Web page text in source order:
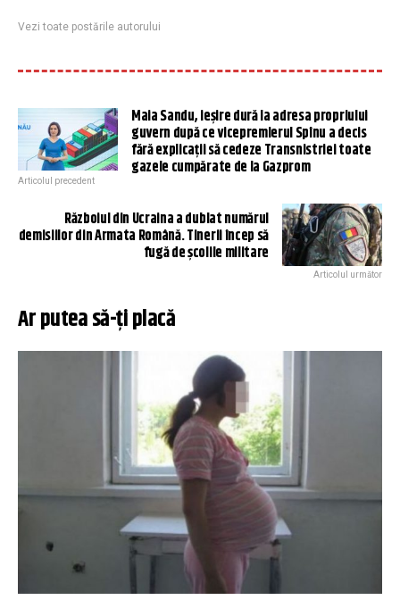
Vezi toate postările autorului
Maia Sandu, ieșire dură la adresa propriului
guvern după ce vicepremierul Spînu a decis
fără explicații să cedeze Transnistriei toate
gazele cumpărate de la Gazprom
Articolul precedent
Războiul din Ucraina a dublat numărul
demisiilor din Armata Română. Tinerii încep să
fugă de școlile militare
Articolul următor
Ar putea să-ți placă